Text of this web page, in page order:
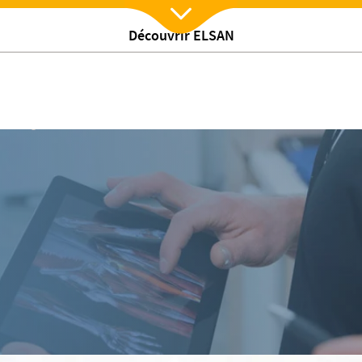
Découvrir ELSAN
Nx:Afficher menu